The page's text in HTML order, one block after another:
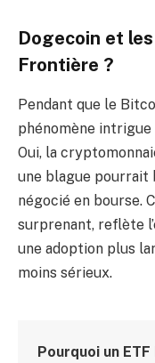
Dogecoin et
Frontière ?
Pendant que le
phénomène intrigue
Oui, la
une blague pourrait
négocié en bourse.
surprenant, reflète
une adoption plus
moins sérieux.
Pourquoi un